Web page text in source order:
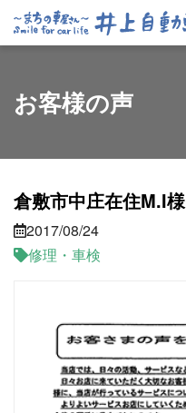
お客様の声
倉敷市中庄在住M.I様
2017/08/24
修理・車検